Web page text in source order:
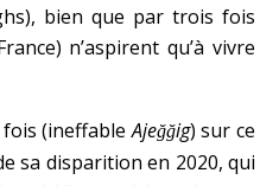
bien que par trois fois
n’aspirent qu’à vivre
(ineffable Ajeğğig) sur ce
sa disparition en 2020, qui